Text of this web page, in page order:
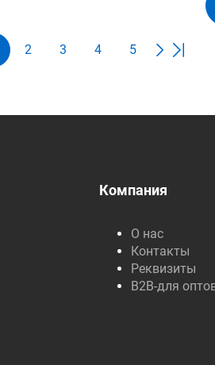
2 3 4 5
Компания
О нас
Контакты
Реквизиты
B2B-для